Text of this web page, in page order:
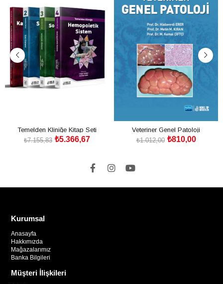
Temelden Kliniğe Kitap Seti
₺5.366,67
₺7.155,83
Veteriner Genel Patoloji
₺810,00
₺1.012,00
Kurumsal
Anasayfa
Hakkımızda
Mağazalarımız
Banka Bilgileri
Müşteri İlişkileri